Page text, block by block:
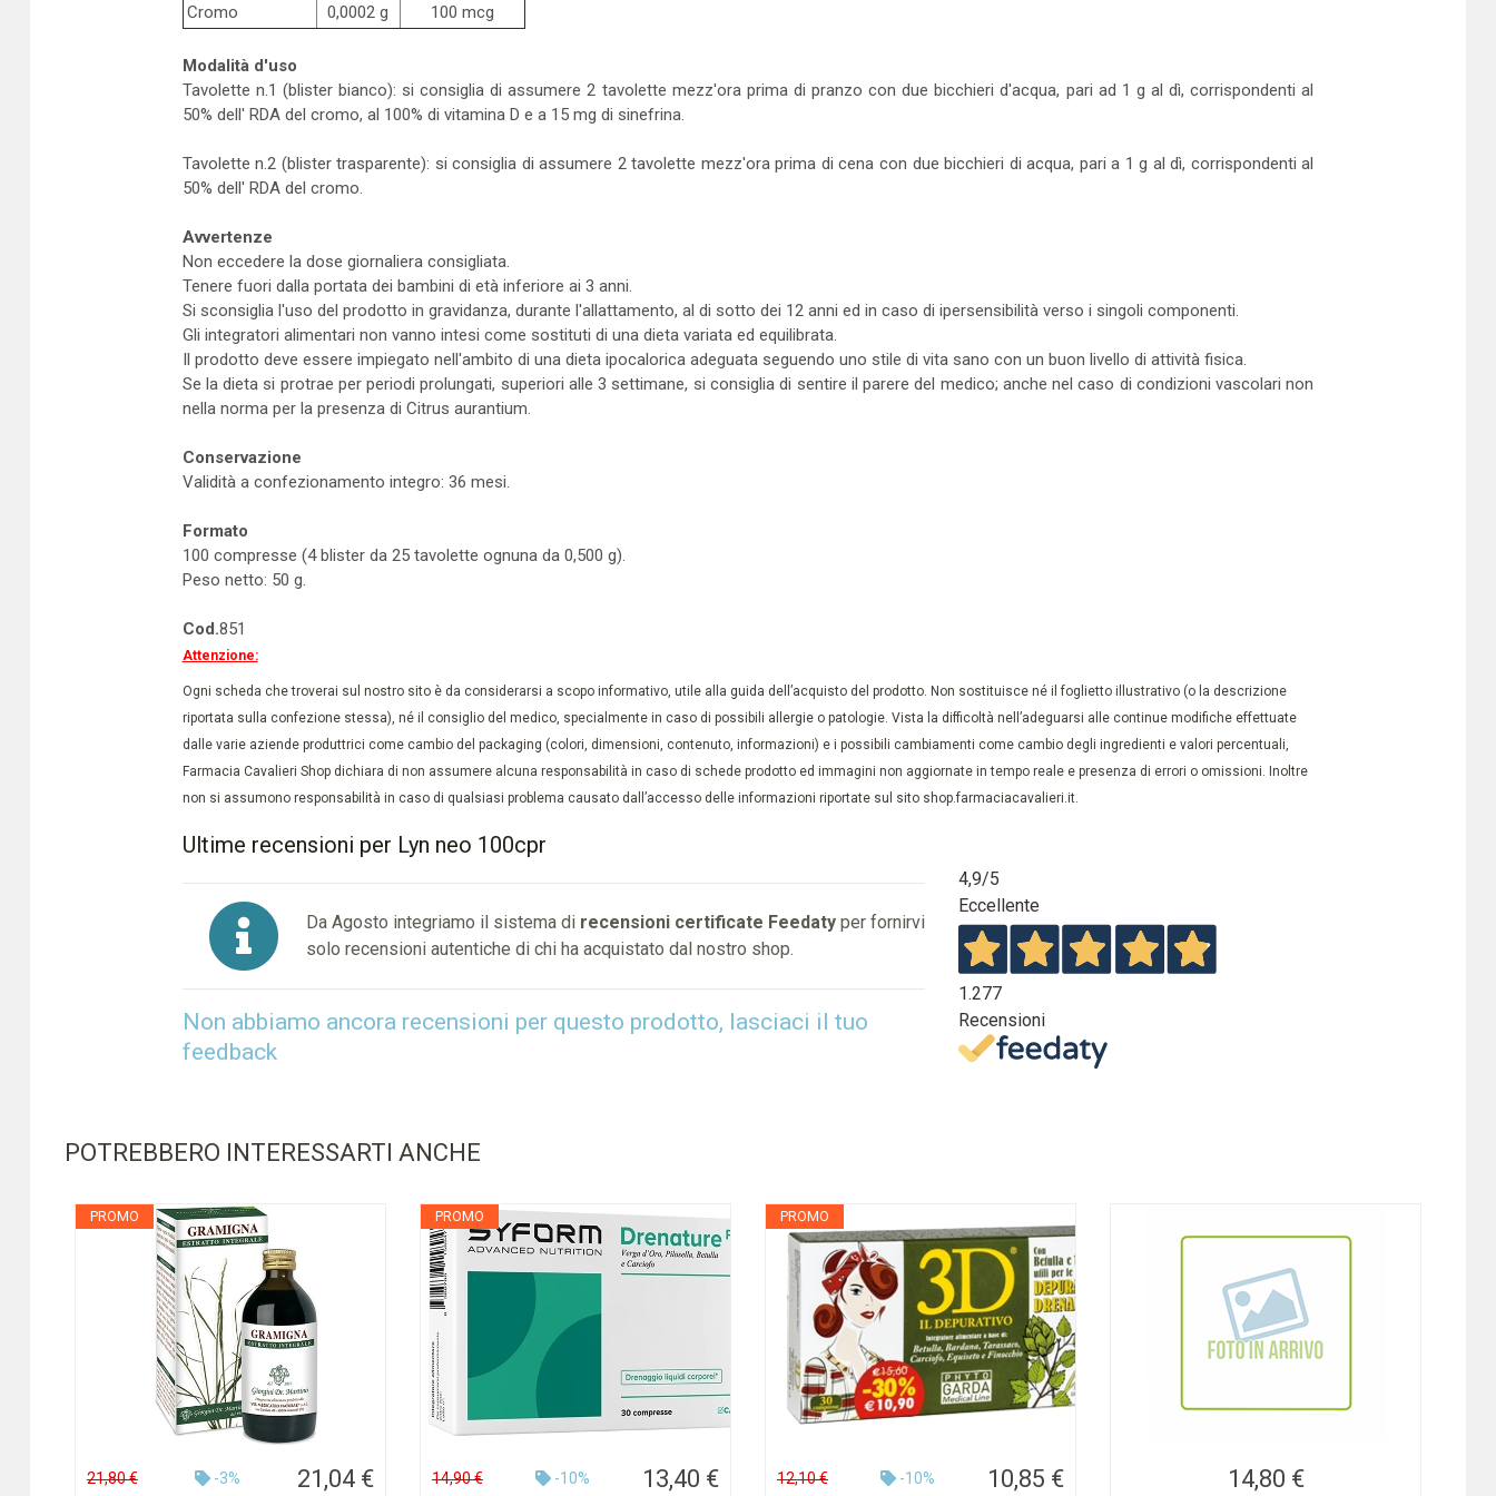
Cromo
0,0002 g 100 mcg
Modalità d'uso
Tavolette n.1 (blister bianco): si consiglia di assumere 2 tavolette mezz'ora prima di pranzo con due bicchieri d'acqua, pari ad 1 g al dì, corrispondenti al
50% dell' RDA del cromo, al 100% di vitamina D e a 15 mg di sinefrina.
Tavolette n.2 (blister trasparente): si consiglia di assumere 2 tavolette mezz'ora prima di cena con due bicchieri di acqua, pari a 1 g al dì, corrispondenti al
50% dell' RDA del cromo.
Avvertenze
Non eccedere la dose giornaliera consigliata.
Tenere fuori dalla portata dei bambini di età inferiore ai 3 anni.
Si sconsiglia l'uso del prodotto in gravidanza, durante l'allattamento, al di sotto dei 12 anni ed in caso di ipersensibilità verso i singoli componenti.
Gli integratori alimentari non vanno intesi come sostituti di una dieta variata ed equilibrata.
Il prodotto deve essere impiegato nell'ambito di una dieta ipocalorica adeguata seguendo uno stile di vita sano con un buon livello di attività fisica.
Se la dieta si protrae per periodi prolungati, superiori alle 3 settimane, si consiglia di sentire il parere del medico; anche nel caso di condizioni vascolari non
nella norma per la presenza di Citrus aurantium.
Conservazione
Validità a confezionamento integro: 36 mesi.
Formato
100 compresse (4 blister da 25 tavolette ognuna da 0,500 g).
Peso netto: 50 g.
Cod.851
Attenzione:
Ogni scheda che troverai sul nostro sito è da considerarsi a scopo informativo, utile alla guida dell’acquisto del prodotto. Non sostituisce né il foglietto illustrativo (o la descrizione
riportata sulla confezione stessa), né il consiglio del medico, specialmente in caso di possibili allergie o patologie. Vista la difficoltà nell’adeguarsi alle continue modifiche effettuate
dalle varie aziende produttrici come cambio del packaging (colori, dimensioni, contenuto, informazioni) e i possibili cambiamenti come cambio degli ingredienti e valori percentuali,
Farmacia Cavalieri Shop dichiara di non assumere alcuna responsabilità in caso di schede prodotto ed immagini non aggiornate in tempo reale e presenza di errori o omissioni. Inoltre
non si assumono responsabilità in caso di qualsiasi problema causato dall’accesso delle informazioni riportate sul sito shop.farmaciacavalieri.it.
Ultime recensioni per Lyn neo 100cpr
Da Agosto integriamo il sistema di recensioni certificate Feedatyper fornirvi
solo recensioni autentiche di chi ha acquistato dal nostro shop.
Non abbiamo ancora recensioni per questo prodotto, lasciaci il tuo
feedback
4,9/5
Eccellente
1.277
Recensioni
POTREBBERO INTERESSARTI ANCHE
PROMO
21,80 € -3% 21,04 €
PROMO
14,90 € -10% 13,40 €
PROMO
12,10 € -10% 10,85 € 14,80 €